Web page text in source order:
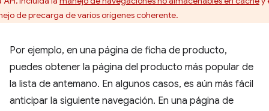
de precarga de varios orígenes coherente.
Por ejemplo, en una página de ficha de producto,
puedes obtener la página del producto más popular de
la lista de antemano. En algunos casos, es aún más fácil
anticipar la siguiente navegación. En una página de